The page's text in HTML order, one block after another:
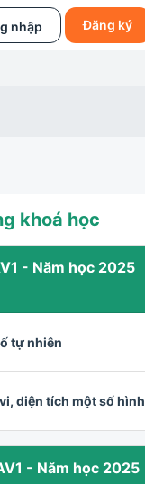
nhập Đăng ký
khoá học
- Năm học 2025
tự nhiên
diện tích một số hình
- Năm học 2025